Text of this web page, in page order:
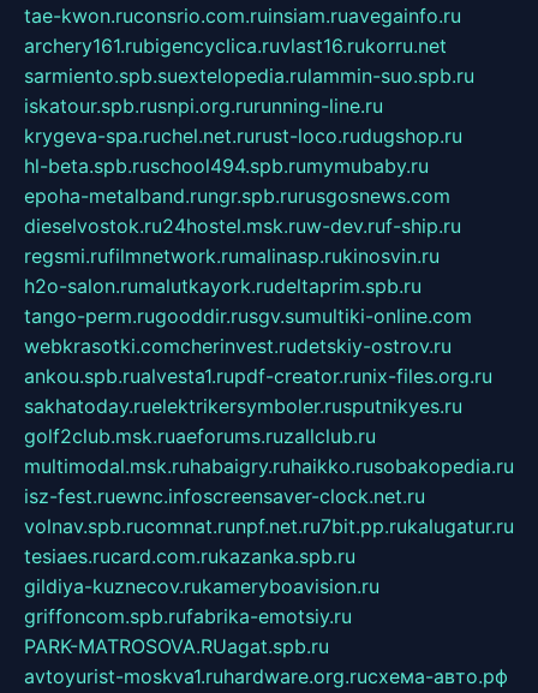
tae-kwon.ruconsrio.com.ruinsiam.ruavegainfo.ru
archery161.rubigencyclica.ruvlast16.rukorru.net
sarmiento.spb.suextelopedia.rulammin-suo.spb.ru
iskatour.spb.rusnpi.org.rurunning-line.ru
krygeva-spa.ruchel.net.rurust-loco.rudugshop.ru
hl-beta.spb.ruschool494.spb.rumymubaby.ru
epoha-metalband.rungr.spb.rurusgosnews.com
dieselvostok.ru24hostel.msk.ruw-dev.ruf-ship.ru
regsmi.rufilmnetwork.rumalinasp.rukinosvin.ru
h2o-salon.rumalutkayork.rudeltaprim.spb.ru
tango-perm.rugooddir.rusgv.sumultiki-online.com
webkrasotki.comcherinvest.rudetskiy-ostrov.ru
ankou.spb.rualvesta1.rupdf-creator.runix-files.org.ru
sakhatoday.ruelektrikersymboler.rusputnikyes.ru
golf2club.msk.ruaeforums.ruzallclub.ru
multimodal.msk.ruhabaigry.ruhaikko.rusobakopedia.ru
isz-fest.ruewnc.infoscreensaver-clock.net.ru
volnav.spb.rucomnat.runpf.net.ru7bit.pp.rukalugatur.ru
tesiaes.rucard.com.rukazanka.spb.ru
gildiya-kuznecov.rukameryboavision.ru
griffoncom.spb.rufabrika-emotsiy.ru
PARK-MATROSOVA.RUagat.spb.ru
avtoyurist-moskva1.ruhardware.org.ruсхема-авто.рф